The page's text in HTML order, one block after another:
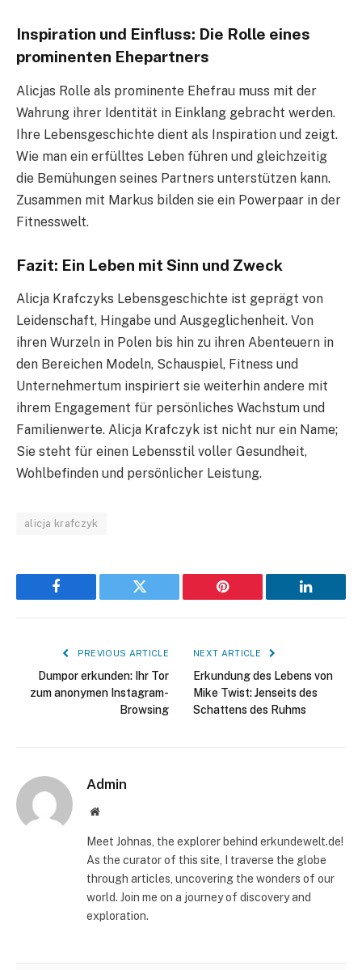
Inspiration und Einfluss: Die Rolle eines
prominenten Ehepartners
Alicjas Rolle als prominente Ehefrau muss mit der
Wahrung ihrer Identität in Einklang gebracht werden.
Ihre Lebensgeschichte dient als Inspiration und zeigt.
Wie man ein erfülltes Leben führen und gleichzeitig
die Bemühungen seines Partners unterstützen kann.
Zusammen mit Markus bilden sie ein Powerpaar in der
Fitnesswelt.
Fazit: Ein Leben mit Sinn und Zweck
Alicja Krafczyks Lebensgeschichte ist geprägt von
Leidenschaft, Hingabe und Ausgeglichenheit. Von
ihren Wurzeln in Polen bis hin zu ihren Abenteuern in
den Bereichen Modeln, Schauspiel, Fitness und
Unternehmertum inspiriert sie weiterhin andere mit
ihrem Engagement für persönliches Wachstum und
Familienwerte. Alicja Krafczyk ist nicht nur ein Name;
Sie steht für einen Lebensstil voller Gesundheit,
Wohlbefinden und persönlicher Leistung.
alicja krafczyk
Facebook Twitter Pinterest LinkedIn
PREVIOUS ARTICLE
Dumpor erkunden: Ihr Tor
zum anonymen Instagram-
Browsing
NEXT ARTICLE
Erkundung des Lebens von
Mike Twist: Jenseits des
Schattens des Ruhms
Admin
Website
Meet Johnas, the explorer behind erkundewelt.de!
As the curator of this site, I traverse the globe
through articles, uncovering the wonders of our
world. Join me on a journey of discovery and
exploration.